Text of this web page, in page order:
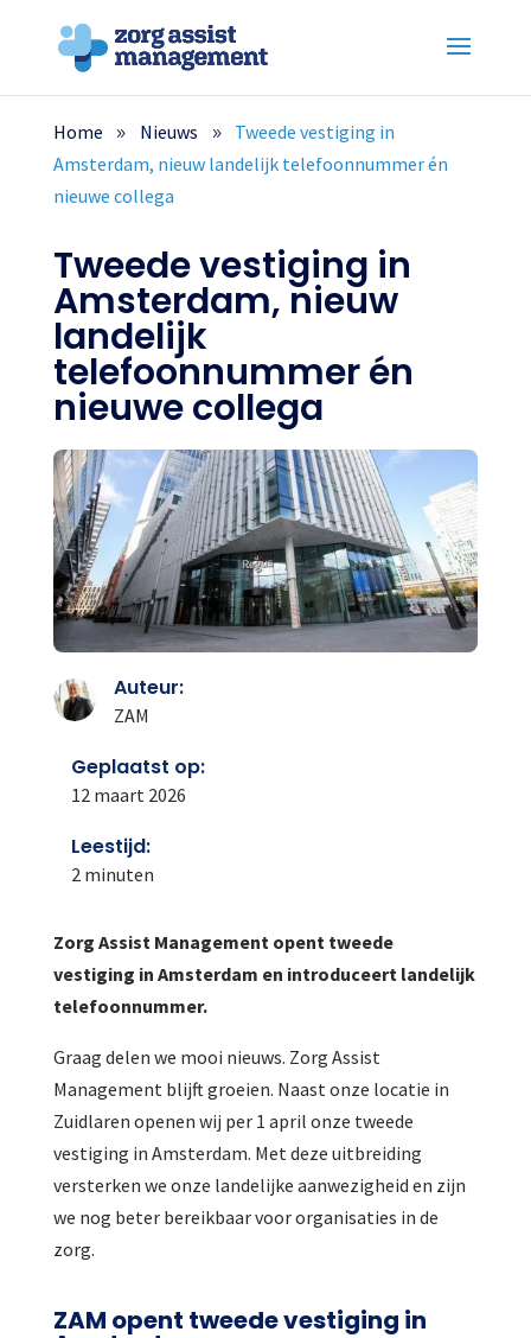
Home Nieuws
Tweede vestiging in
Amsterdam, nieuw landelijk telefoonnummer én
nieuwe collega
Tweede vestiging in
Amsterdam, nieuw
landelijk
telefoonnummer én
nieuwe collega
Auteur:
ZAM
Geplaatst op:
12 maart 2026
Leestijd:
2 minuten
Zorg Assist Management opent tweede
vestiging in Amsterdam en introduceert landelijk
telefoonnummer.
Graag delen we mooi nieuws. Zorg Assist
Management blijft groeien. Naast onze locatie in
Zuidlaren openen wij per 1 april onze tweede
vestiging in Amsterdam. Met deze uitbreiding
versterken we onze landelijke aanwezigheid en zijn
we nog beter bereikbaar voor organisaties in de
zorg.
ZAM opent tweede vestiging in